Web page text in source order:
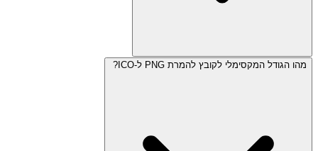
מהו הגודל המקסימלי לקובץ להמרת PNG ל-ICO?